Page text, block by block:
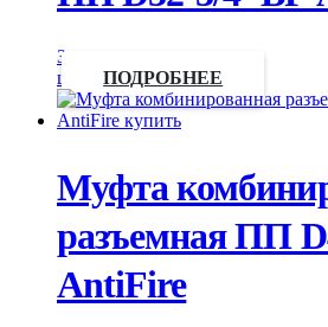
Запросить
цену
ПОДРОБНЕЕ
Муфта
разъемная ПП
AntiFire